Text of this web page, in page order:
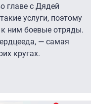
главе с Дядей
услуги, поэтому
ним боевые отряды.
— самая
кругах.